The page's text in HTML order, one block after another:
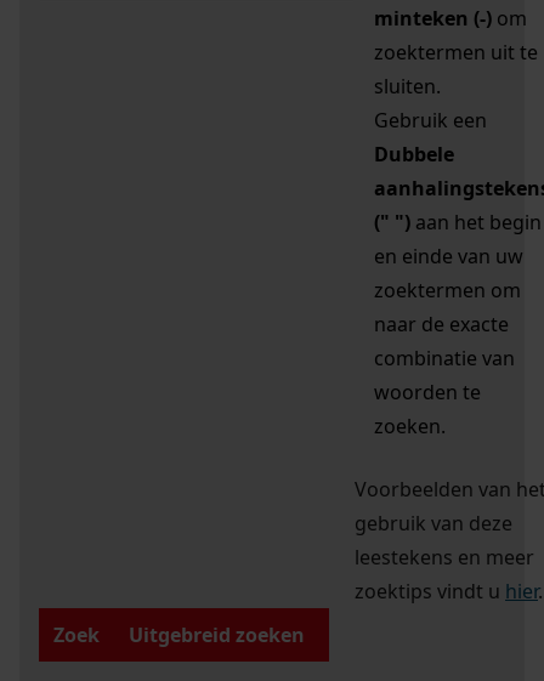
minteken (-) om
zoektermen uit te
sluiten.
Gebruik een
Dubbele
(" ") aan het begin
en einde van uw
zoektermen om
naar de exacte
combinatie van
woorden te
zoeken.
Voorbeelden van
gebruik van deze
leestekens en meer
zoektips vindt u hier.
Zoek
Uitgebreid zoeken